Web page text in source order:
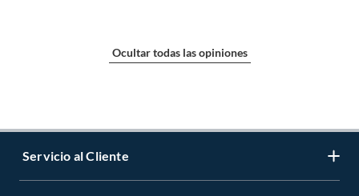
Ocultar todas las opiniones
Servicio al Cliente